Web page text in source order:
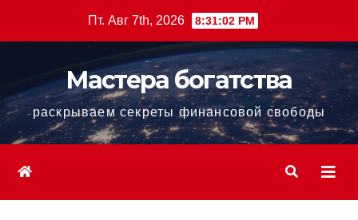
Пт. Авг 7th, 2026 8:31:03 PM
Мастера богатства
раскрываем секреты финансовой свободы